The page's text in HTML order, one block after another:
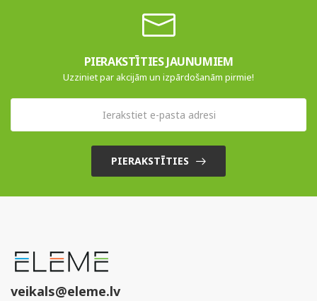
PIERAKSTĪTIES JAUNUMIEM
Uzziniet par akcijām un izpārdošanām pirmie!
PIERAKSTĪTIES
veikals@eleme.lv